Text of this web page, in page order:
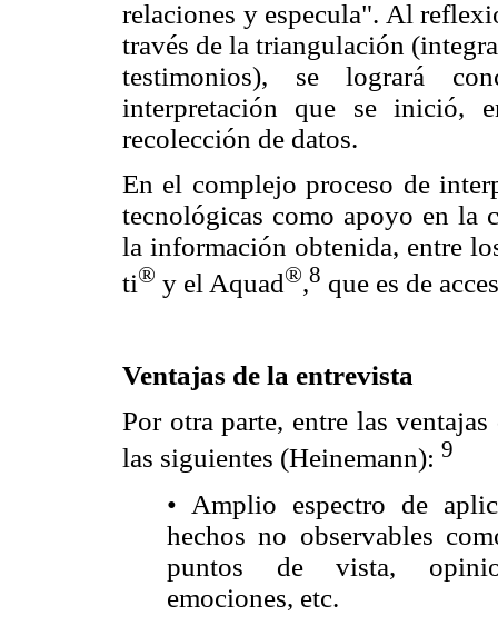
relaciones y especula". Al
través de la triangulación
testimonios), se logrará
interpretación que se inició,
recolección de datos.
En el complejo proceso de
tecnológicas como apoyo en la
la información obtenida, entre
ti® y el Aquad®,8 que es de
Ventajas de la entrevista
Por otra parte, entre las
las siguientes (Heinemann): 9
• Amplio espectro de
hechos no observables
puntos de vista,
emociones, etc.